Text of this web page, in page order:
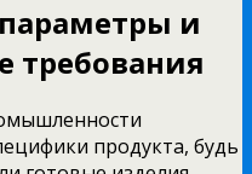
и
требования
продукта, будь